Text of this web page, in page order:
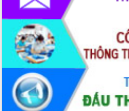
Phát động chiến dịch 30 ngày đêm
giải phóng mặt bằng Tuyến đường bộ
ven biển
Đắk Lắk nỗ lực thúc đẩy tăng trưởng
kinh tế từ 10% trở lên trong Quý
II/2026
Đắk Lắk ký kết thỏa thuận hợp tác về
chuyển đổi số giai đoạn 2026 – 2030
với Tập đoàn Bưu chính Viễn thông
Việt Nam